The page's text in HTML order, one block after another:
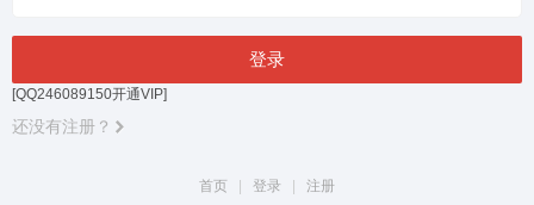
登录
[QQ246089150开通VIP]
还没有注册？
首页 登录
注册